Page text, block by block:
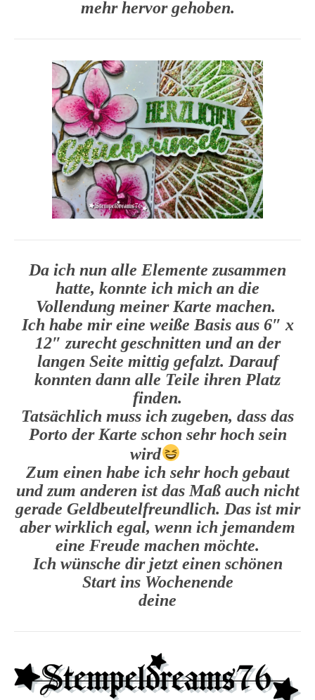
mehr hervor gehoben.
Da ich nun alle Elemente zusammen
hatte, konnte ich mich an die
Vollendung meiner Karte machen.
Ich habe mir eine weiße Basis aus 6″ x
12″ zurecht geschnitten und an der
langen Seite mittig gefalzt. Darauf
konnten dann alle Teile ihren Platz
finden.
Tatsächlich muss ich zugeben, dass das
Porto der Karte schon sehr hoch sein
wird
Zum einen habe ich sehr hoch gebaut
und zum anderen ist das Maß auch nicht
gerade Geldbeutelfreundlich. Das ist mir
aber wirklich egal, wenn ich jemandem
eine Freude machen möchte.
Ich wünsche dir jetzt einen schönen
Start ins Wochenende
deine